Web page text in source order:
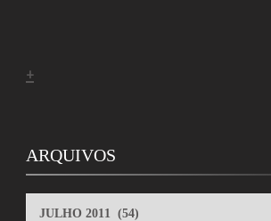
+
ARQUIVOS
ARQUIVOS